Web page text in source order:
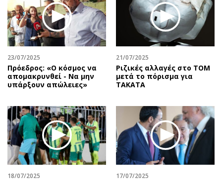
23/07/2025
Πρόεδρος: «Ο κόσμος να
απομακρυνθεί - Να μην
υπάρξουν απώλειες»
21/07/2025
Ριζικές αλλαγές στο ΤΟΜ
μετά το πόρισμα για
TAKATA
18/07/2025 17/07/2025